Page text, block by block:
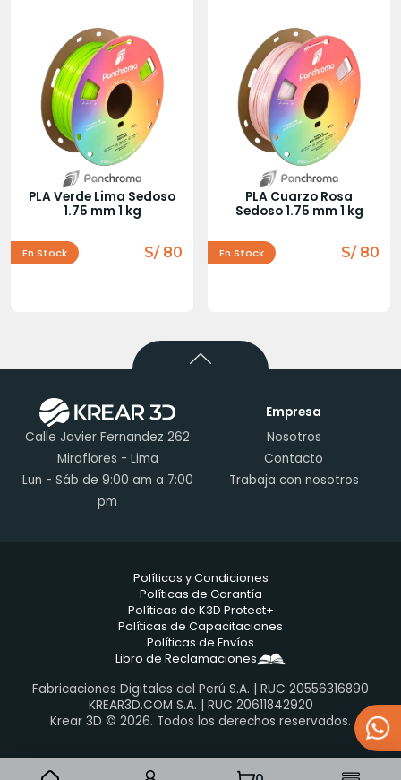
PLA Verde Lima Sedoso
1.75 mm 1 kg
En Stock S/ 80
PLA Cuarzo Rosa
Sedoso 1.75 mm 1 kg
En Stock S/ 80
Calle Javier Fernandez 262
Miraflores - Lima
Lun - Sáb de 9:00 am a 7:00
pm
Empresa
Nosotros
Contacto
Trabaja con nosotros
Políticas y Condiciones
Políticas de Garantía
Políticas de K3D Protect+
Políticas de Capacitaciones
Políticas de Envíos
Libro de Reclamaciones
Fabricaciones Digitales del Perú S.A. | RUC 20556316890
KREAR3D.COM S.A. | RUC 20611842920
Krear 3D © 2026. Todos los derechos reservados.